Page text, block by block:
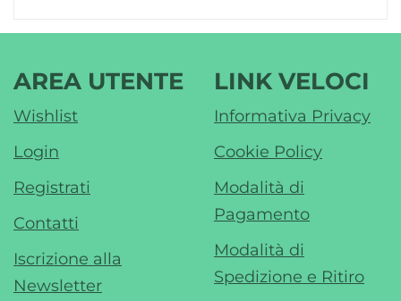
AREA UTENTE
Wishlist
Login
Registrati
Contatti
Iscrizione alla
Newsletter
LINK VELOCI
Informativa Privacy
Cookie Policy
Modalità di
Pagamento
Modalità di
Spedizione e Ritiro